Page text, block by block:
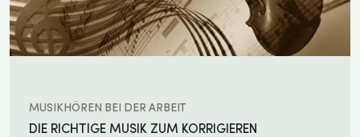
DIE RICHTIGE MUSIK ZUM KORRIGIEREN
MUSIKHÖREN BEI DER ARBEIT